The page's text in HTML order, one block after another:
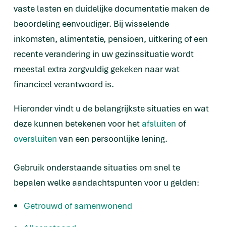
vaste lasten en duidelijke documentatie maken de
beoordeling eenvoudiger. Bij wisselende
inkomsten, alimentatie, pensioen, uitkering of een
recente verandering in uw gezinssituatie wordt
meestal extra zorgvuldig gekeken naar wat
financieel verantwoord is.
Hieronder vindt u de belangrijkste situaties en wat
deze kunnen betekenen voor het afsluiten of
oversluiten van een persoonlijke lening.
Gebruik onderstaande situaties om snel te
bepalen welke aandachtspunten voor u gelden:
Getrouwd of samenwonend